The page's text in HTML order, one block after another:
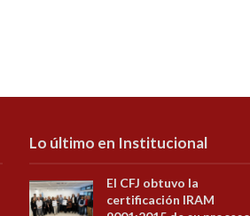
Lo último en Institucional
El CFJ obtuvo la
certificación IRAM